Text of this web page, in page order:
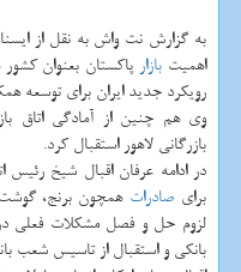
به گزارش نت واش به نقل از
اهمیت بازار پاكستان بعنوان كشور
رویكرد جدید ایران برای توسعه
وی هم چنین از آمادگی اتاق
بازرگانی لاهور استقبال كرد.
در ادامه عرفان اقبال شیخ رئیس
برای صادرات همچون برنج،
لزوم حل و فصل مشكلات فعلی
بانكی و استقبال از تاسیس شعب